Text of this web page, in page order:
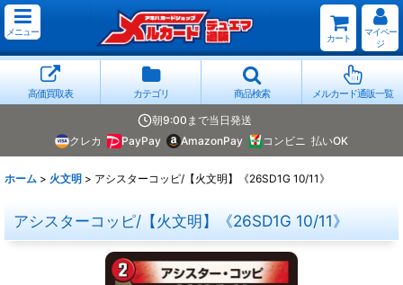
メニュー
カート
マイペー
ジ
高価買取表 カテゴリ 商品検索 メルカード通販一覧
朝9:00まで当日発送
クレカ
PayPay AmazonPay コンビニ 払いOK
ホーム > 火文明 > アシスターコッピ/【火文明】《26SD1G 10/11》
アシスターコッピ/【火文明】《26SD1G 10/11》